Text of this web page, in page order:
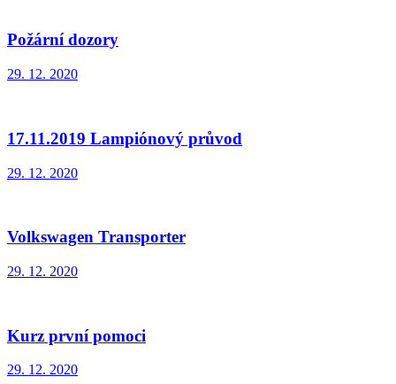
Požární dozory
29. 12. 2020
17.11.2019 Lampiónový průvod
29. 12. 2020
Volkswagen Transporter
29. 12. 2020
Kurz první pomoci
29. 12. 2020